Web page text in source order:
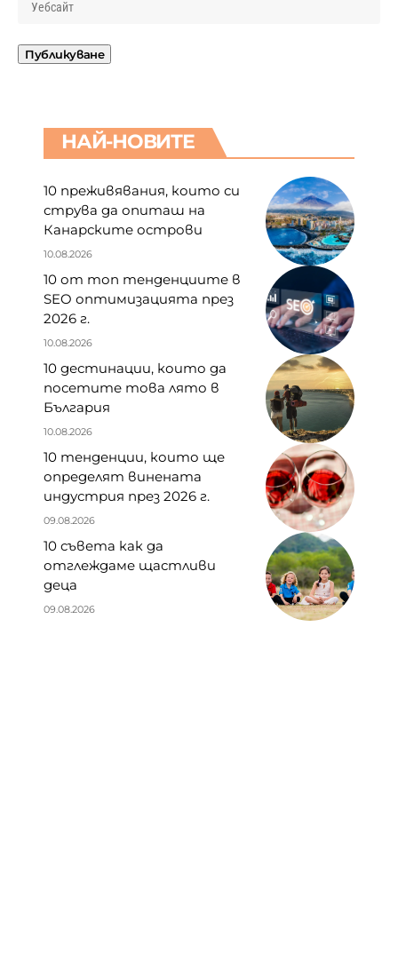
НАЙ-НОВИТЕ
10 преживявания, които си
струва да опиташ на
Канарските острови
10.08.2026
10 от топ тенденциите в
SEO оптимизацията през
2026 г.
10.08.2026
10 дестинации, които да
посетите това лято в
България
10.08.2026
10 тенденции, които ще
определят винената
индустрия през 2026 г.
09.08.2026
10 съвета как да
отглеждаме щастливи
деца
09.08.2026